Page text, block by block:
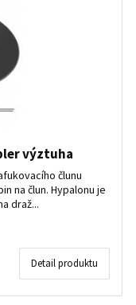
výztuha
člunu
na člun. Hypalonu je
draž...
Detail produktu